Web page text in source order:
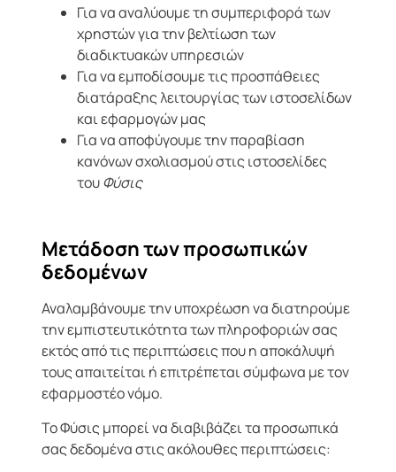
Για να αναλύουμε τη συμπεριφορά των
χρηστών για την βελτίωση των
διαδικτυακών υπηρεσιών
Για να εμποδίσουμε τις προσπάθειες
διατάραξης λειτουργίας των ιστοσελίδων
και εφαρμογών μας
Για να αποφύγουμε την παραβίαση
κανόνων σχολιασμού στις ιστοσελίδες
τουΦύσις
Μετάδοση των προσωπικών
δεδομένων
Αναλαμβάνουμε την υποχρέωση να διατηρούμε
την εμπιστευτικότητα των πληροφοριών σας
εκτός από τις περιπτώσεις που η αποκάλυψή
τους απαιτείται ή επιτρέπεται σύμφωνα με τον
εφαρμοστέο νόμο.
Το Φύσις μπορεί να διαβιβάζει τα προσωπικά
σας δεδομένα στις ακόλουθες περιπτώσεις: